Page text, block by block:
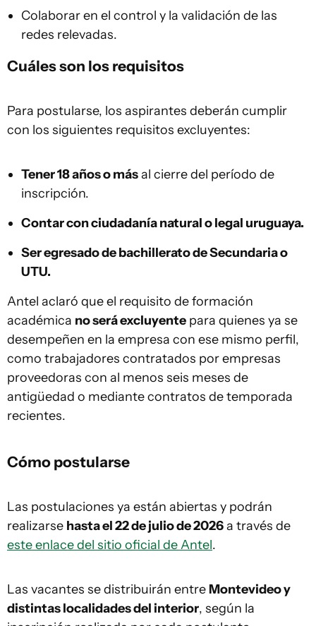
Colaborar en el control y la validación de las
redes relevadas.
Cuáles son los requisitos
Para postularse, los aspirantes deberán cumplir
con los siguientes requisitos excluyentes:
Tener 18 años o másal cierre del período de
inscripción.
Contar con ciudadanía natural o legal uruguaya.
Ser egresado de bachillerato de Secundaria o
UTU.
Antel aclaró que el requisito de formación
académica no será excluyente para quienes ya se
desempeñen en la empresa con ese mismo perfil,
como trabajadores contratados por empresas
proveedoras con al menos seis meses de
antigüedad o mediante contratos de temporada
recientes.
Cómo postularse
Las postulaciones ya están abiertas y podrán
realizarse hasta el 22 de julio de 2026a través de
este enlace del sitio oficial de Antel.
Las vacantes se distribuirán entre Montevideo y
distintas localidades del interior, según la